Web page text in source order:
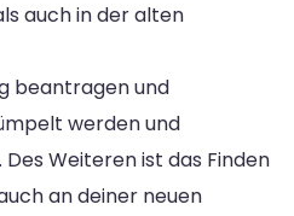
auch in der alten
beantragen und
werden und
Weiteren ist das Finden
an deiner neuen